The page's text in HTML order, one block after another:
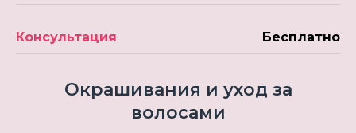
Консультация Бесплатно
Окрашивания и уход за
волосами